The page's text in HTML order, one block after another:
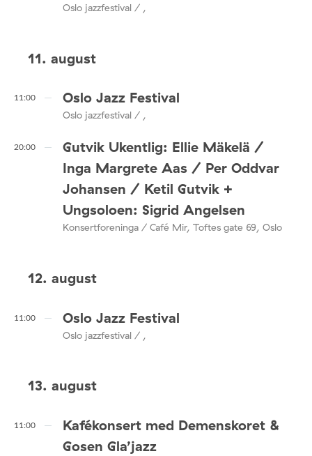
Oslo jazzfestival / ,
11. august
11:00 Oslo Jazz Festival
Oslo jazzfestival / ,
20:00
Gutvik Ukentlig: Ellie Mäkelä /
Inga Margrete Aas / Per Oddvar
Johansen / Ketil Gutvik +
Ungsoloen: Sigrid Angelsen
Konsertforeninga / Café Mir, Toftes gate 69, Oslo
12. august
11:00 Oslo Jazz Festival
Oslo jazzfestival / ,
13. august
11:00
Kafékonsert med Demenskoret &
Gosen Gla’jazz